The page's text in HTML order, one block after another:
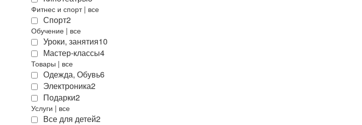
Фитнес и спорт | все
Спорт2
Обучение | все
Уроки, занятия10
Мастер-классы4
Товары | все
Одежда, Обувь6
Электроника2
Подарки2
Услуги | все
Все для детей2